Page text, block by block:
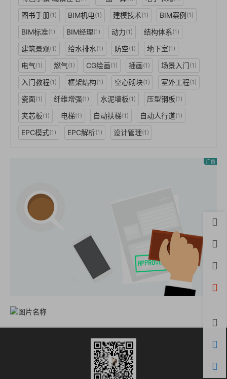
图书手册(1) BIM机电(1) 建模技术(1) BIM案例(1)
BIM标准(1) BIM经理(1) 动力(1) 结构体系(1)
建筑景观(1) 给水排水(1) 防空(1) 地下室(1)
电气(1) 燃气(1) CG绘画(1) 插画(1) 场景入门(1)
入门教程(1) 框架结构(1) 空心砌块(1) 室外工程(1)
瓷面(1) 纤维增强(1) 水泥墙板(1) 压型钢板(1)
夹芯板(1) 电梯(1) 自动扶梯(1) 自动人行道(1)
EPC模式(1) EPC解析(1) 设计管理(1)